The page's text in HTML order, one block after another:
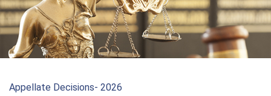
Appellate Decisions- 2026